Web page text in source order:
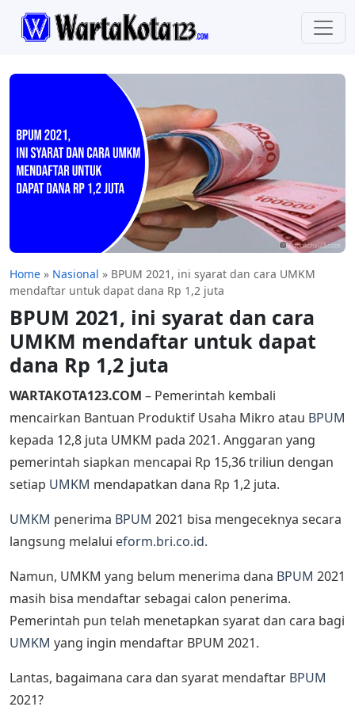
Home » Nasional » BPUM 2021, ​ini syarat dan cara UMKM
mendaftar untuk dapat dana Rp 1,2 juta
BPUM 2021, ​ini syarat dan cara
UMKM mendaftar untuk dapat
dana Rp 1,2 juta
WARTAKOTA123.COM – Pemerintah kembali
mencairkan Bantuan Produktif Usaha Mikro atau BPUM
kepada 12,8 juta UMKM pada 2021. Anggaran yang
pemerintah siapkan mencapai Rp 15,36 triliun dengan
setiap UMKM mendapatkan dana Rp 1,2 juta.
UMKM penerima BPUM 2021 bisa mengeceknya secara
langsung melalui eform.bri.co.id.
Namun, UMKM yang belum menerima dana BPUM 2021
masih bisa mendaftar sebagai calon penerima.
Pemerintah pun telah menetapkan syarat dan cara bagi
UMKM yang ingin mendaftar BPUM 2021.
Lantas, bagaimana cara dan syarat mendaftar BPUM
2021?